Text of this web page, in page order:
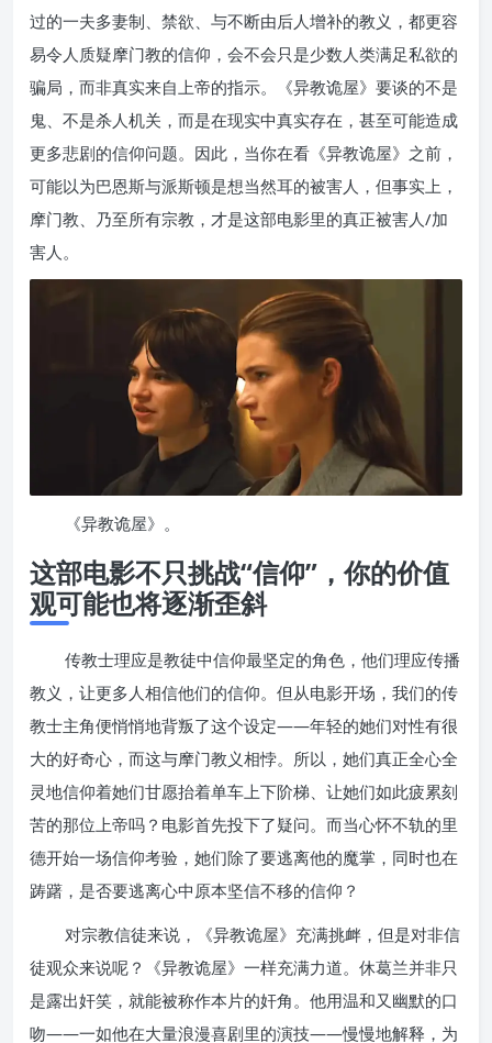
过的一夫多妻制、禁欲、与不断由后人增补的教义，都更容
易令人质疑摩门教的信仰，会不会只是少数人类满足私欲的
骗局，而非真实来自上帝的指示。《异教诡屋》要谈的不是
鬼、不是杀人机关，而是在现实中真实存在，甚至可能造成
更多悲剧的信仰问题。因此，当你在看《异教诡屋》之前，
可能以为巴恩斯与派斯顿是想当然耳的被害人，但事实上，
摩门教、乃至所有宗教，才是这部电影里的真正被害人/加
害人。
《异教诡屋》。
这部电影不只挑战“信仰”，你的价值
观可能也将逐渐歪斜
传教士理应是教徒中信仰最坚定的角色，他们理应传播
教义，让更多人相信他们的信仰。但从电影开场，我们的传
教士主角便悄悄地背叛了这个设定——年轻的她们对性有很
大的好奇心，而这与摩门教义相悖。所以，她们真正全心全
灵地信仰着她们甘愿抬着单车上下阶梯、让她们如此疲累刻
苦的那位上帝吗？电影首先投下了疑问。而当心怀不轨的里
德开始一场信仰考验，她们除了要逃离他的魔掌，同时也在
踌躇，是否要逃离心中原本坚信不移的信仰？
对宗教信徒来说，《异教诡屋》充满挑衅，但是对非信
徒观众来说呢？《异教诡屋》一样充满力道。休葛兰并非只
是露出奸笑，就能被称作本片的奸角。他用温和又幽默的口
吻——一如他在大量浪漫喜剧里的演技——慢慢地解释，为